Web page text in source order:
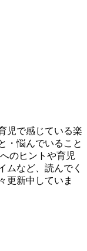
児で感じている楽
・悩んでいること
のヒントや育児
ムなど、読んでく
更新中していま